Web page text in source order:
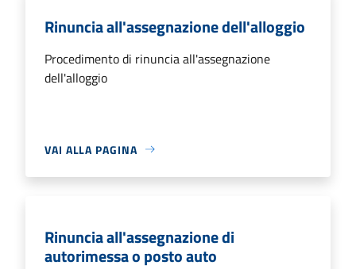
Rinuncia all'assegnazione dell'alloggio
Procedimento di rinuncia all'assegnazione
dell'alloggio
VAI ALLA PAGINA
Rinuncia all'assegnazione di
autorimessa o posto auto